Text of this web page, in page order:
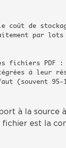
de
par
fichiers PDF
à leur
(souvent 95-
à la source
fichier est la